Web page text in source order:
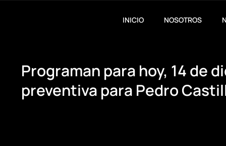
INICIO NOSOTROS
Programan para hoy, 14 de
preventiva para Pedro